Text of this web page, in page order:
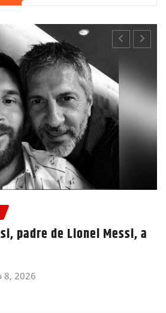
y el Banco Mundial
para contener aumentos
Ago 8, 2026